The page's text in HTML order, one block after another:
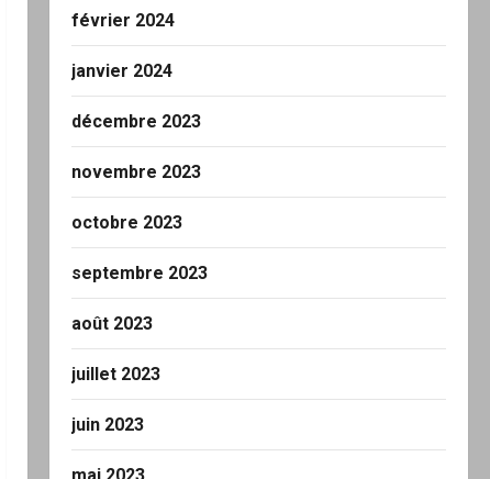
février 2024
janvier 2024
décembre 2023
novembre 2023
octobre 2023
septembre 2023
août 2023
juillet 2023
juin 2023